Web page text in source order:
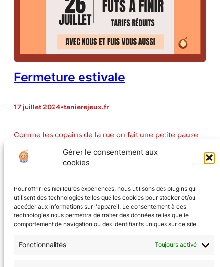
Gérer le consentement aux
cookies
Pour offrir les meilleures expériences, nous utilisons des plugins qui
utilisent des technologies telles que les cookies pour stocker et/ou
accéder aux informations sur l'appareil. Le consentement à ces
technologies nous permettra de traiter des données telles que le
comportement de navigation ou des identifiants uniques sur ce site.
Fonctionnalités Toujours activé
Fermeture estivale
17 juillet 2024•tanierejeux.fr
Comme les copains de la rue on fait une petite pause
on n’est pas ouvert samedi 27 juillet). Du coup le 26
juillet : prix réduits sur la bière pour finir les fûts